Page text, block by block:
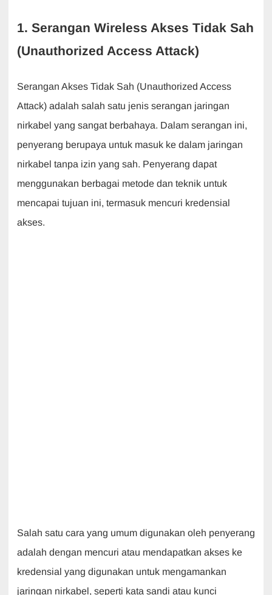
1. Serangan Wireless Akses Tidak Sah
(Unauthorized Access Attack)
Serangan Akses Tidak Sah (Unauthorized Access
Attack) adalah salah satu jenis serangan jaringan
nirkabel yang sangat berbahaya. Dalam serangan ini,
penyerang berupaya untuk masuk ke dalam jaringan
nirkabel tanpa izin yang sah. Penyerang dapat
menggunakan berbagai metode dan teknik untuk
mencapai tujuan ini, termasuk mencuri kredensial
akses.
Salah satu cara yang umum digunakan oleh penyerang
adalah dengan mencuri atau mendapatkan akses ke
kredensial yang digunakan untuk mengamankan
jaringan nirkabel, seperti kata sandi atau kunci